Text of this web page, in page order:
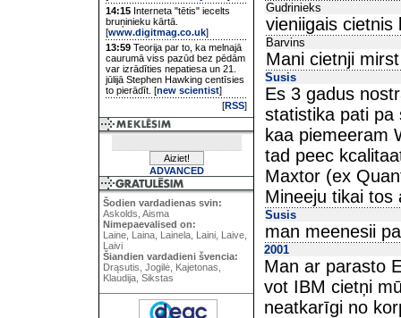
14:15 Interneta "tētis" iecelts
bruņinieku kārtā.
[www.digitmag.co.uk]
13:59 Teorija par to, ka melnajā
caurumā viss pazūd bez pēdām
var izrādīties nepatiesa un 21.
jūlijā Stephen Hawking centīsies
to pierādīt. [new scientist]
[RSS]
ADVANCED
Šodien vardadienas svin:
Askolds, Aisma
Nimepaevalised on:
Laine, Laina, Lainela, Laini, Laive,
Laivi
Šiandien vardadieni švencia:
Drąsutis, Jogilė, Kajetonas,
Klaudija, Sikstas
Gudrinieks
vieniigais
Barvins
Mani cietnji
Susis
Es 3 gadus
statistika pati pa
kaa piemeeram
tad peec
Maxtor (ex
Mineeju tikai tos
Susis
man meenesii
2001
Man ar parasto
vot IBM cietņi
neatkarīgi no